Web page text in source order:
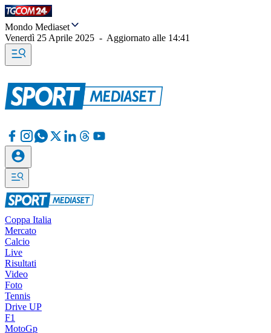
Mondo Mediaset
Venerdì 25 Aprile 2025 - Aggiornato alle 14:41
Coppa Italia
Mercato
Calcio
Live
Risultati
Video
Foto
Tennis
Drive UP
F1
MotoGp